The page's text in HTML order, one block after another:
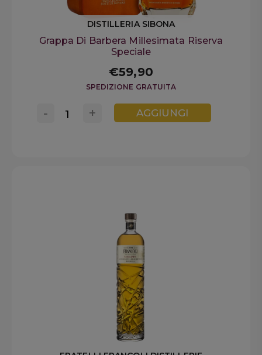
DISTILLERIA SIBONA
Grappa Di Barbera Millesimata Riserva
Speciale
€59,90
SPEDIZIONE GRATUITA
+
- AGGIUNGI